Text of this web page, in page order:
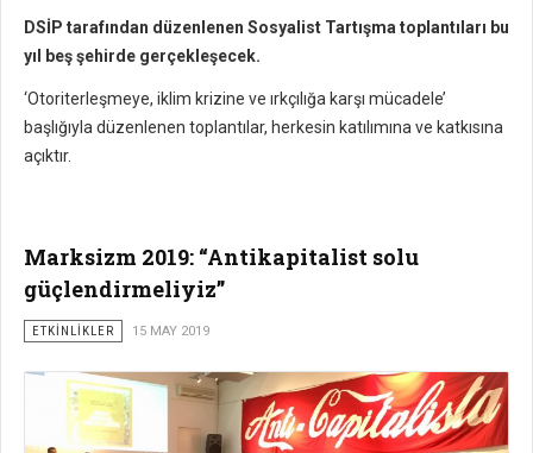
DSİP tarafından düzenlenen Sosyalist Tartışma toplantıları bu
yıl beş şehirde gerçekleşecek.
‘Otoriterleşmeye, iklim krizine ve ırkçılığa karşı mücadele’
başlığıyla düzenlenen toplantılar, herkesin katılımına ve katkısına
açıktır.
Marksizm 2019: “Antikapitalist solu
güçlendirmeliyiz”
ETKİNLİKLER 15 MAY 2019